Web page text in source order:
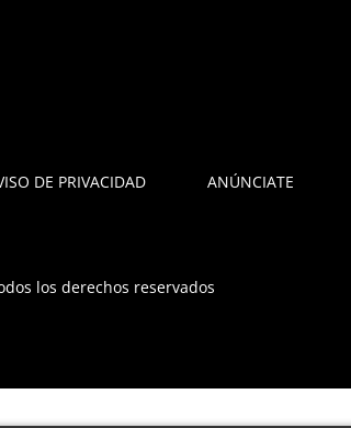
DE PRIVACIDAD ANÚNCIATE
los derechos reservados